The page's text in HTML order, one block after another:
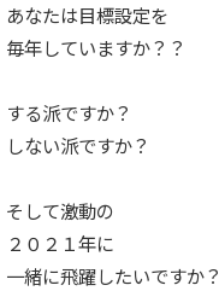
あなたは目標設定を
毎年していますか？？
する派ですか？
しない派ですか？
そして激動の
２０２１年に
一緒に飛躍したいですか？